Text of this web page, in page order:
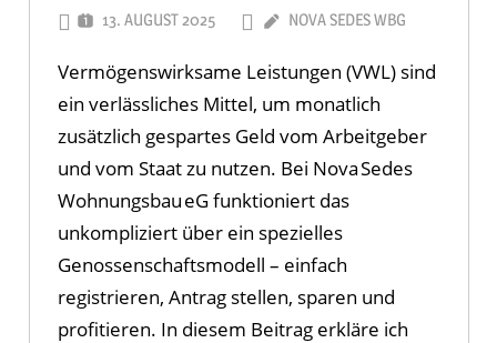
13. AUGUST 2025 NOVA SEDES WBG
Vermögenswirksame Leistungen (VWL) sind
ein verlässliches Mittel, um monatlich
zusätzlich gespartes Geld vom Arbeitgeber
und vom Staat zu nutzen. Bei Nova Sedes
Wohnungsbau eG funktioniert das
unkompliziert über ein spezielles
Genossenschaftsmodell – einfach
registrieren, Antrag stellen, sparen und
profitieren. In diesem Beitrag erkläre ich